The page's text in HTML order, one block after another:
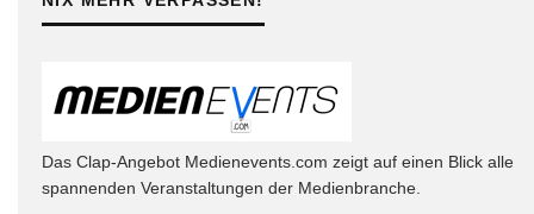
Das Clap-Angebot Medienevents.com zeigt auf einen Blick alle
spannenden Veranstaltungen der Medienbranche.